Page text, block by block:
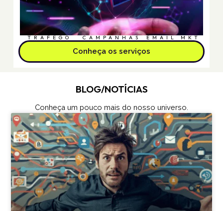
TRÁFEGO CAMPANHAS EMAIL MKT
Conheça os serviços
BLOG/NOTÍCIAS
Conheça um pouco mais do nosso universo.